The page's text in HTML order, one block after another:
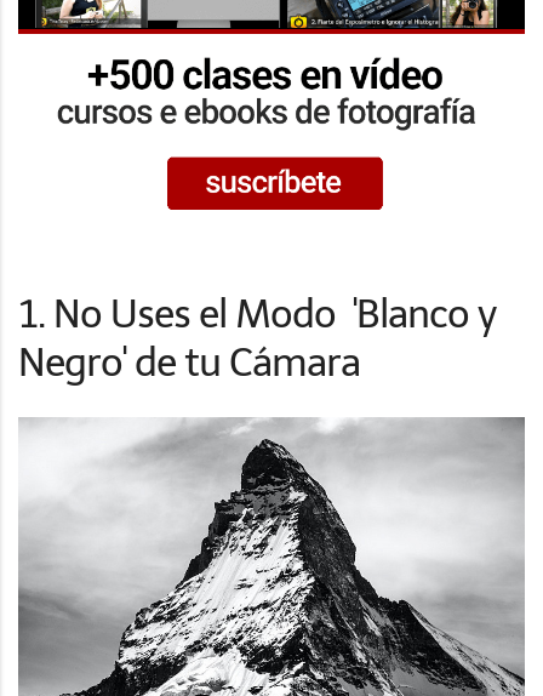
1. No Uses el Modo 'Blanco y
Negro' de tu Cámara